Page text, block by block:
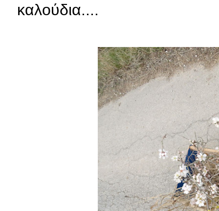
καλούδια....